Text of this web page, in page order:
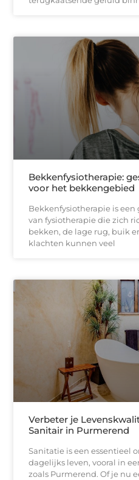
Bekkenfysiotherapie:
voor het bekkengebied
Bekkenfysiotherapie is een
van fysiotherapie die zich
bekken, de lage rug, buik
klachten kunnen veel
Verbeter je
Sanitair in Purmerend
Sanitatie is een essentieel
dagelijks leven, vooral in
zoals Purmerend. Of je nu